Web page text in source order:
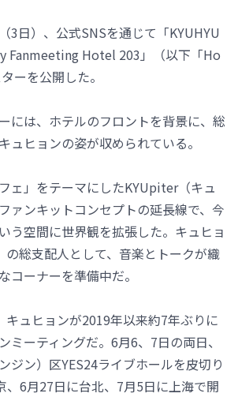
3日）、公式SNSを通じて「KYUHYU
Fanmeeting Hotel 203」（以下「Ho
ーを公開した。
には、ホテルのフロントを背景に、総
ュヒョンの姿が収められている。
ェ」をテーマにしたKYUpiter（キュ
ァンキットコンセプトの延長線で、今
う空間に世界観を拡張した。キュヒョ
総支配人として、音楽とトークが織
コーナーを準備中だ。
キュヒョンが2019年以来約7年ぶりに
ミーティングだ。6月6、7日の両日、
ジン）区YES24ライブホールを皮切り
、6月27日に台北、7月5日に上海で開